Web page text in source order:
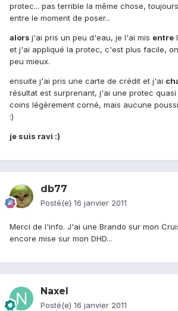
protec... pas terrible la même chose,
entre le moment de poser...
alors j'ai pris un peu d'eau, je l'ai mis entre
et j'ai appliqué la protec, c'est plus facile,
peu mieux.
ensuite j'ai pris une carte de crédit et j'ai
résultat est surprenant, j'ai une protec
coins légèrement corné, mais aucune
:)
je suis ravi :)
db77
Posté(e) 16 janvier 2011
Merci de l'info. J'ai une Brando sur mon
encore mise sur mon DHD...
Naxel
Posté(e) 16 janvier 2011